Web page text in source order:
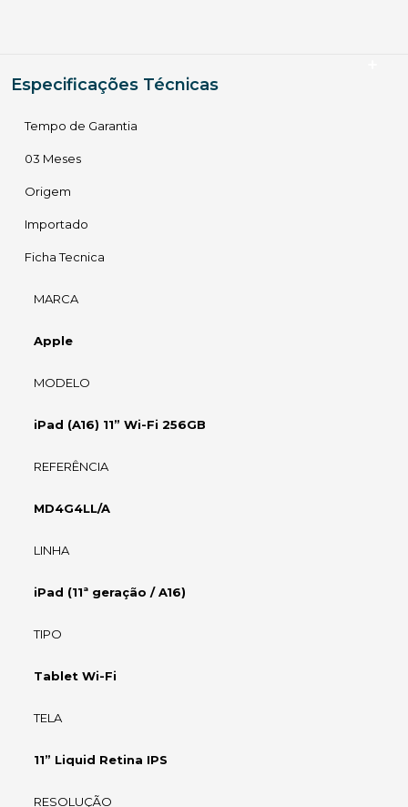
Especificações Técnicas
Tempo de Garantia
03 Meses
Origem
Importado
Ficha Tecnica
MARCA
Apple
MODELO
iPad (A16) 11” Wi-Fi 256GB
REFERÊNCIA
MD4G4LL/A
LINHA
iPad (11ª geração / A16)
TIPO
Tablet Wi-Fi
TELA
11” Liquid Retina IPS
RESOLUÇÃO